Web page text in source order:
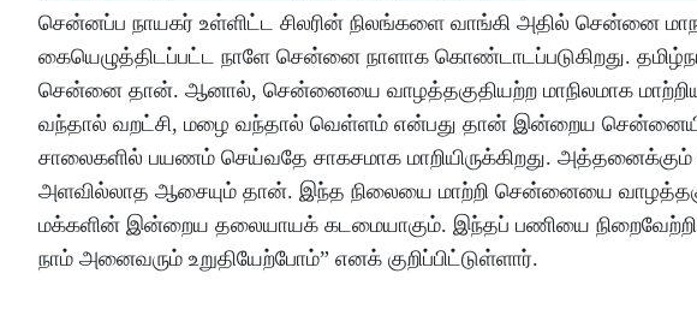
சென்னப்ப நாயகர் உள்ளிட்ட சிலரின் நிலங்களை வாங்கி அதில் சென்னை
கையெழுத்திடப்பட்ட நாளே சென்னை நாளாக கொண்டாடப்படுகிறது.
சென்னை தான். ஆனால், சென்னையை வாழத்தகுதியற்ற மாநிலமாக
வந்தால் வறட்சி, மழை வந்தால் வெள்ளம் என்பது தான் இன்றைய
சாலைகளில் பயணம் செய்வதே சாகசமாக மாறியிருக்கிறது.
அளவில்லாத ஆசையும் தான். இந்த நிலையை மாற்றி சென்னையை
மக்களின் இன்றைய தலையாயக் கடமையாகும். இந்தப் பணியை நிறைவேற்றி
நாம் அனைவரும் உறுதியேற்போம்” எனக் குறிப்பிட்டுள்ளார்.